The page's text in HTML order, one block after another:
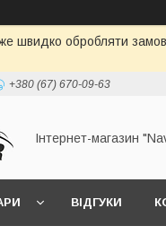
швидко обробляти
+380 (67) 670-09-63
Інтернет-магазин
ВІДГУКИ